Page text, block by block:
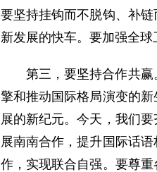
要坚持挂钩而不脱钩、补
新发展的快车。要加强全球
第三，要坚持合作共
擎和推动国际格局演变的
展的新纪元。今天，我们
展南南合作，提升国际话
作，实现联合自强。要尊